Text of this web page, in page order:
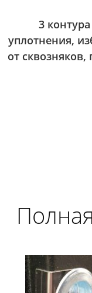
3 контура
уплотнения,
от